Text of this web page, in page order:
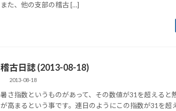
また、他の支部の稽古 […]
稽古日誌 (2013-08-18)
2013-08-18
暑さ指数というものがあって、その数値が31を超えると
が高まるという事です。連日のようにこの指数が31を超